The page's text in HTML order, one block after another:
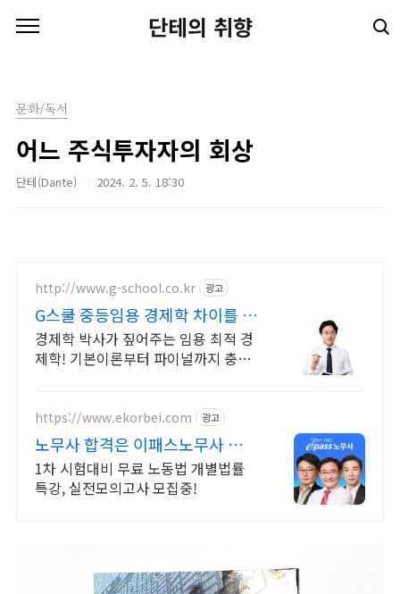
단테의 취향
문화/독서
어느 주식투자자의 회상
단테(Dante) 2024. 2. 5. 18:30
http://www.g-school.co.kr 광고
G스쿨 중등임용 경제학 차이를 만
드는 강의
경제학 박사가 짚어주는 임용 최적 경
제학! 기본이론부터 파이널까지 충분
https://www.ekorbei.com 광고
노무사 합격은 이패스노무사 합격
도 역시 이패스!
1차 시험대비 무료 노동법 개별법률
특강, 실전모의고사 모집중!